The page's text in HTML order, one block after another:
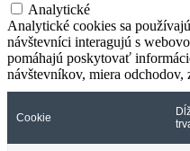
Analytické
Analytické cookies sa
návštevníci interagujú s
pomáhajú poskytovať
návštevníkov, miera odchodov,
Cookie